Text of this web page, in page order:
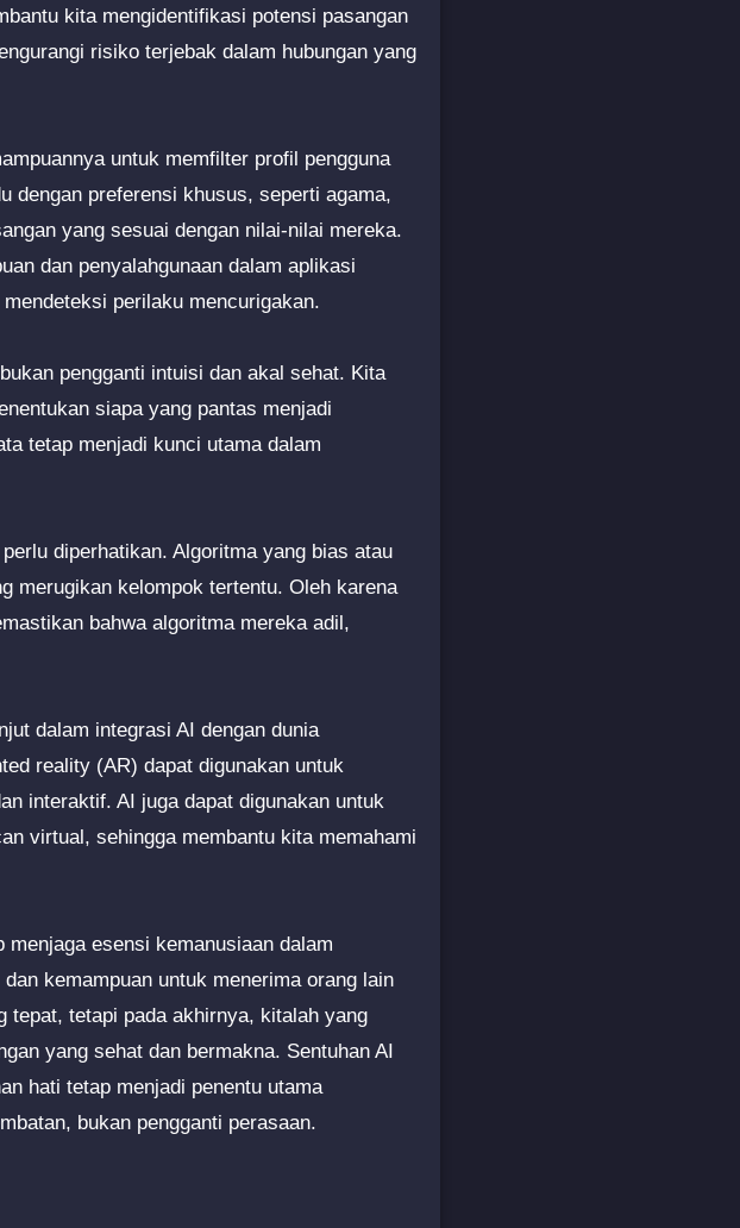
kita mengidentifikasi potensi pasangan
risiko terjebak dalam hubungan yang
untuk memfilter profil pengguna
dengan preferensi khusus, seperti agama,
yang sesuai dengan nilai-nilai mereka.
dan penyalahgunaan dalam aplikasi
perilaku mencurigakan.
pengganti intuisi dan akal sehat. Kita
siapa yang pantas menjadi
tetap menjadi kunci utama dalam
diperhatikan. Algoritma yang bias atau
merugikan kelompok tertentu. Oleh karena
bahwa algoritma mereka adil,
dalam integrasi AI dengan dunia
reality (AR) dapat digunakan untuk
interaktif. AI juga dapat digunakan untuk
virtual, sehingga membantu kita memahami
esensi kemanusiaan dalam
kemampuan untuk menerima orang lain
tepat, tetapi pada akhirnya, kitalah yang
yang sehat dan bermakna. Sentuhan AI
hati tetap menjadi penentu utama
bukan pengganti perasaan.